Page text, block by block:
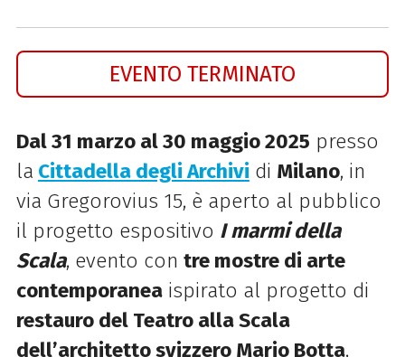
EVENTO TERMINATO
Dal 31 marzo al 30 maggio 2025 presso
la Cittadella degli Archivi di Milano, in
via Gregorovius 15, è aperto al pubblico
il progetto espositivo I marmi della
Scala, evento con tre mostre di arte
contemporaneaispirato al progetto di
restauro del Teatro alla Scala
dell’architetto svizzero Mario Botta,